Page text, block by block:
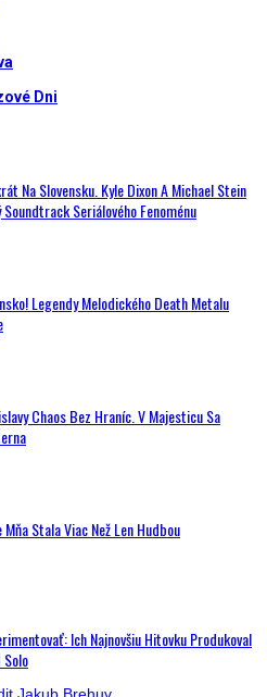
Dni
Na Slovensku. Kyle Dixon A Michael Stein
Seriálového Fenoménu
Legendy Melodického Death Metalu
Chaos Bez Hraníc. V Majesticu Sa
Stala Viac Než Len Hudbou
Ich Najnovšiu Hitovku Produkoval